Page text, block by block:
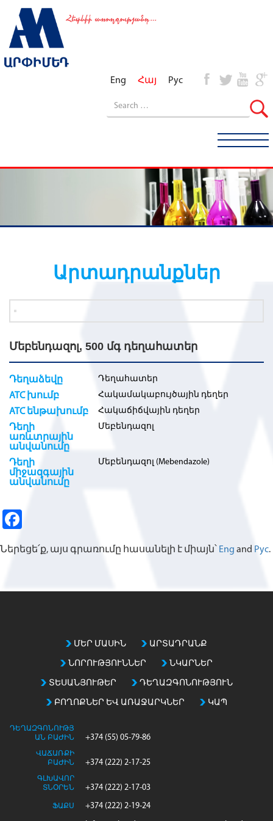
Eng Հայ Рус
Արտադրանքներ
Մեբենդազոլ, 500 մգ դեղահատեր
Դեղաձեվը Դեղահատեր
ATC խումբ Հակամակաբույծային դեղեր
ATC ենթախումբ Հակաճիճվային դեղեր
Դեղի
առևտրային
անվանումը
Մեբենդազոլ
Դեղի
միջազգային
անվանումը
Մեբենդազոլ (Mebendazole)
b
o
Ներեցե՛ք, այս գրառումը հասանելի է միայն՝ Eng and Рус.
ՄԵՐ ՄԱՍԻՆ ԱՐՏԱԴՐԱՆՔ
ՆՈՐՈՒԹՅՈՒՆՆԵՐ ՆԿԱՐՆԵՐ
ՏԵՍԱՆՅՈՒԹԵՐ ԴԵՂԱԶԳՈՆՈՒԹՅՈՒՆ
ԲՈՂՈՔՆԵՐ ԵՎ ԱՌԱՋԱՐԿՆԵՐ ԿԱՊ
ԴԵՂԱԶԳՈՆՈՒԹՅ
ԱՆ ԲԱԺԻՆ
+374 (55) 05-79-86
ՎԱՃԱՌՔԻ
ԲԱԺԻՆ
+374 (222) 2-17-25
ԳԼԽԱՎՈՐ
ՏՆՕՐԵՆ
+374 (222) 2-17-03
ՖԱՔՍ
+374 (222) 2-19-24